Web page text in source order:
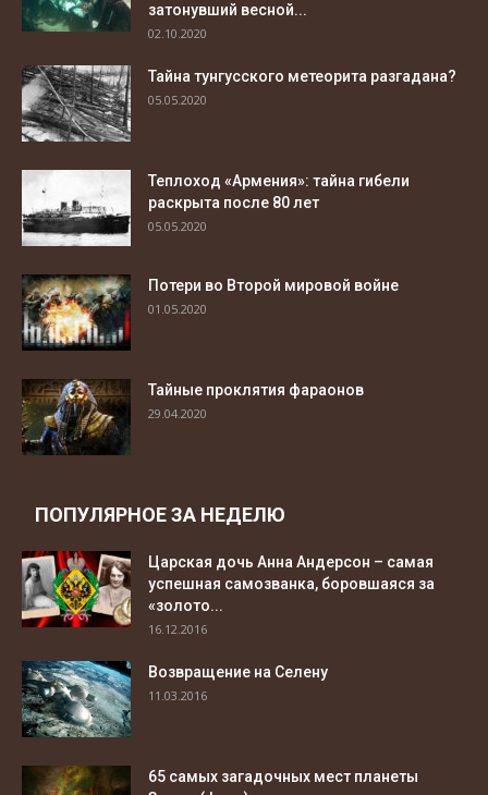
затонувший весной...
02.10.2020
Тайна тунгусского метеорита разгадана?
05.05.2020
Теплоход «Армения»: тайна гибели
раскрыта после 80 лет
05.05.2020
Потери во Второй мировой войне
01.05.2020
Тайные проклятия фараонов
29.04.2020
ПОПУЛЯРНОЕ ЗА НЕДЕЛЮ
Царская дочь Анна Андерсон – самая
успешная самозванка, боровшаяся за
«золото...
16.12.2016
Возвращение на Селену
11.03.2016
65 самых загадочных мест планеты